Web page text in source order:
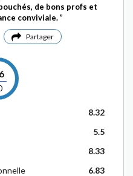
de bons profs et
conviviale.
Partager
8.32
5.5
8.33
6.83